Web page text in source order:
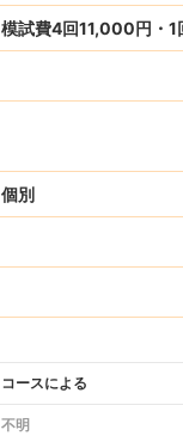
模試費4回11,000円・
個別
コースによる
不明